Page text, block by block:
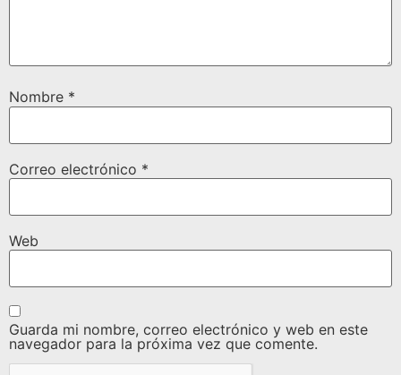
Nombre *
Correo electrónico *
Web
Guarda mi nombre, correo electrónico y web en este
navegador para la próxima vez que comente.